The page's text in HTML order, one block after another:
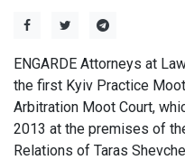
ENGARDE Attorneys at
the first Kyiv Practice
Arbitration Moot Court,
2013 at the premises of
Relations of Taras